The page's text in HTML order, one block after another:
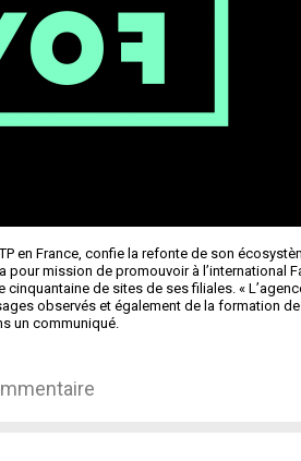
en France, confie la refonte de son
pour mission de promouvoir à l’international
de sites de ses filiales. «
observés et également de la formation
un communiqué.